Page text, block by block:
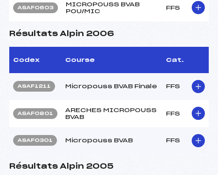
ASAF0603
MICROPOUSS BVAB
POU/MIC
FFS
Résultats Alpin 2006
Codex Course Cat.
ASAF1211 Micropouss BVAB Finale FFS
ASAF0801
ARECHES MICROPOUSS
BVAB
FFS
ASAF0301 Micropouss BVAB FFS
Résultats Alpin 2005